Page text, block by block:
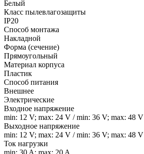
Белый
Класс пылевлагозащиты
IP20
Способ монтажа
Накладной
Форма (сечение)
Прямоугольный
Материал корпуса
Пластик
Способ питания
Внешнее
Электрические
Входное напряжение
min: 12 V; max: 24 V / min: 36 V; max: 48 V
Выходное напряжение
min: 12 V; max: 24 V / min: 36 V; max: 48 V
Ток нагрузки
min: 30 A; max: 20 A